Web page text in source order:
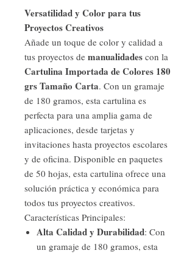
Versatilidad y Color para tus
Proyectos Creativos
Añade un toque de color y calidad a
tus proyectos de manualidades con la
Cartulina Importada de Colores 180
grs Tamaño Carta. Con un gramaje
de 180 gramos, esta cartulina es
perfecta para una amplia gama de
aplicaciones, desde tarjetas y
invitaciones hasta proyectos escolares
y de oficina. Disponible en paquetes
de 50 hojas, esta cartulina ofrece una
solución práctica y económica para
todos tus proyectos creativos.
Características Principales:
Alta Calidad y Durabilidad: Con
un gramaje de 180 gramos, esta